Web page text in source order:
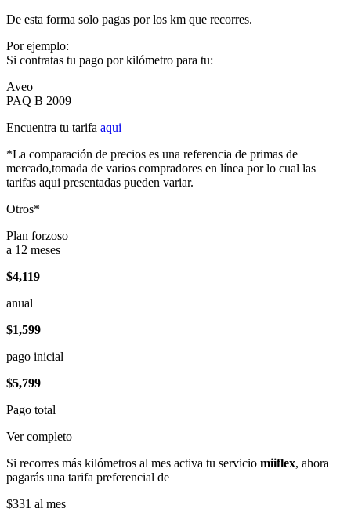
De esta forma solo pagas por los km que recorres.
Por ejemplo:
Si contratas tu pago por kilómetro para tu:
Aveo
PAQ B 2009
Encuentra tu tarifa aqui
*La comparación de precios es una referencia de primas de
mercado,tomada de varios compradores en línea por lo cual las
tarifas aqui presentadas pueden variar.
Otros*
Plan forzoso
a 12 meses
$4,119
anual
$1,599
pago inicial
$5,799
Pago total
Ver completo
Si recorres más kilómetros al mes activa tu servicio miiflex, ahora
pagarás una tarifa preferencial de
$331 al mes